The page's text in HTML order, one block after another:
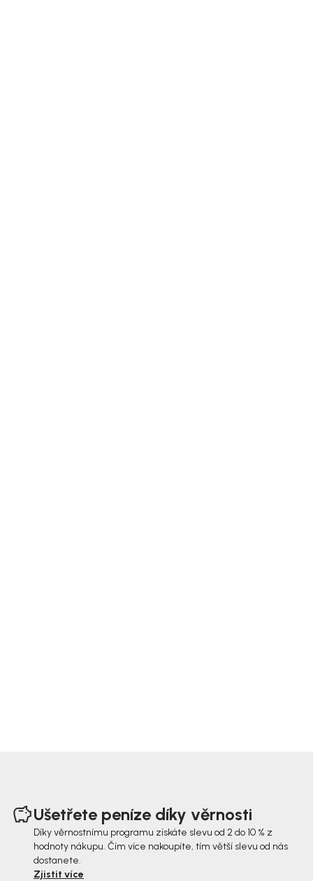
Ušetřete peníze díky věrnosti
Díky věrnostnímu programu získáte slevu od 2 do 10 % z
hodnoty nákupu. Čím více nakoupíte, tím větší slevu od nás
dostanete.
Zjistit více